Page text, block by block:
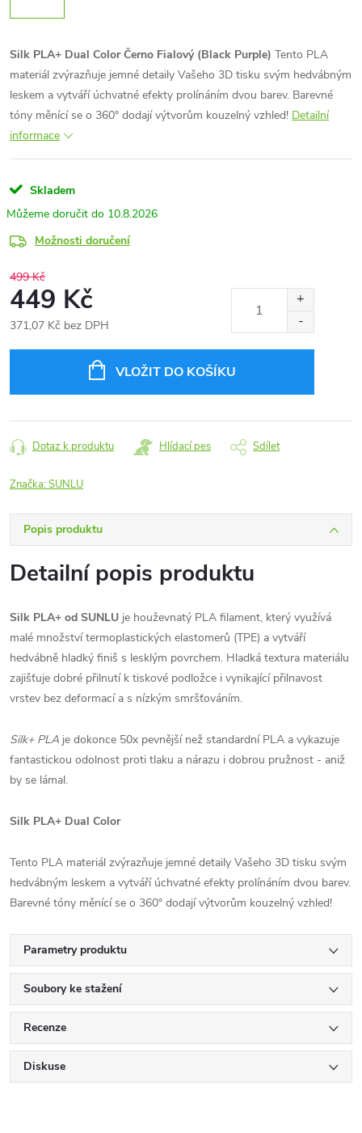
Silk PLA+ Dual Color Černo Fialový (Black Purple) Tento PLA
materiál zvýrazňuje jemné detaily Vašeho 3D tisku svým hedvábným
leskem a vytváří úchvatné efekty prolínáním dvou barev. Barevné
tóny měnící se o 360° dodají výtvorům kouzelný vzhled! Detailní
informace
Skladem
10.8.2026
Možnosti doručení
499 Kč
449 Kč
371,07 Kč bez DPH
VLOŽIT DO KOŠÍKU
Dotaz k produktu Hlídací pes Sdílet
Značka:SUNLU
Popis produktu
Detailní popis produktu
Silk PLA+ od SUNLU je houževnatý PLA filament, který využívá
malé množství termoplastických elastomerů (TPE) a vytváří
hedvábně hladký finiš s lesklým povrchem. Hladká textura materiálu
zajišťuje dobré přilnutí k tiskové podložce i vynikající přilnavost
vrstev bez deformací a s nízkým smršťováním.
Silk+ PLA je dokonce 50x pevnější než standardní PLA a vykazuje
fantastickou odolnost proti tlaku a nárazu i dobrou pružnost - aniž
by se lámal.
Silk PLA+ Dual Color
Tento PLA materiál zvýrazňuje jemné detaily Vašeho 3D tisku svým
hedvábným leskem a vytváří úchvatné efekty prolínáním dvou barev.
Barevné tóny měnící se o 360° dodají výtvorům kouzelný vzhled!
Parametry produktu
Soubory ke stažení
Recenze
Diskuse